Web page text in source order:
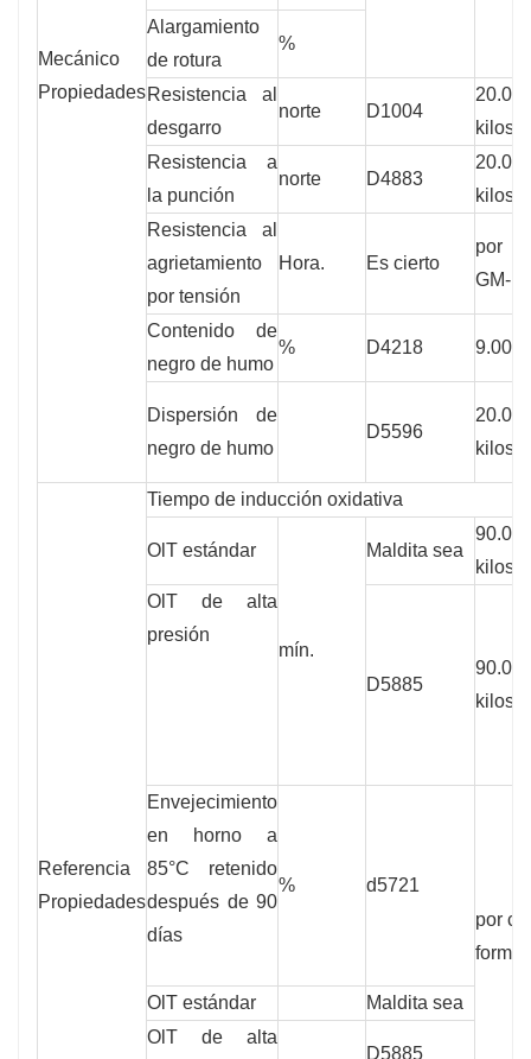
Mecánico
Propiedades
Alargamiento
de rotura
%
Resistencia al
desgarro
norte D1004
kilos
Resistencia a
la punción
norte D4883
kilos
Resistencia al
agrietamiento
por tensión
Hora. Es cierto
por
GM-10
Contenido de
negro de humo
% D4218 9.000
Dispersión de
negro de humo
D5596
kilos
Referencia
Propiedades
Tiempo de inducción oxidativa
OlT estándar
mín.
Maldita sea
kilos
OlT de alta
presión
D5885
kilos
Envejecimiento
en horno a
85°C retenido
después de 90
días
%
d5721
por
OlT estándar
Maldita sea
OlT de alta
D5885